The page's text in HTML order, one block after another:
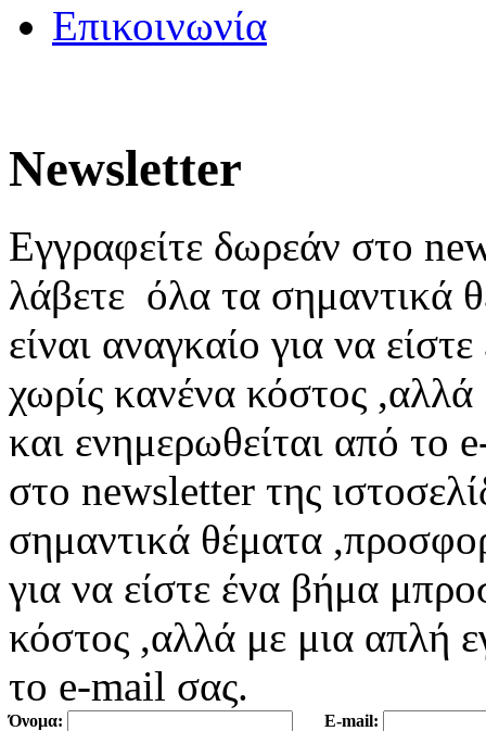
Επικοινωνία
Newsletter
Εγγραφείτε δωρεάν στο
λάβετε όλα τα σημαντικά
είναι αναγκαίο για να
χωρίς κανένα κόστος
και ενημερωθείται από το
στο newsletter της
σημαντικά θέματα
για να είστε ένα βήμα
κόστος ,αλλά με μια απλή
το e-mail σας.
Όνομα: E-mail: